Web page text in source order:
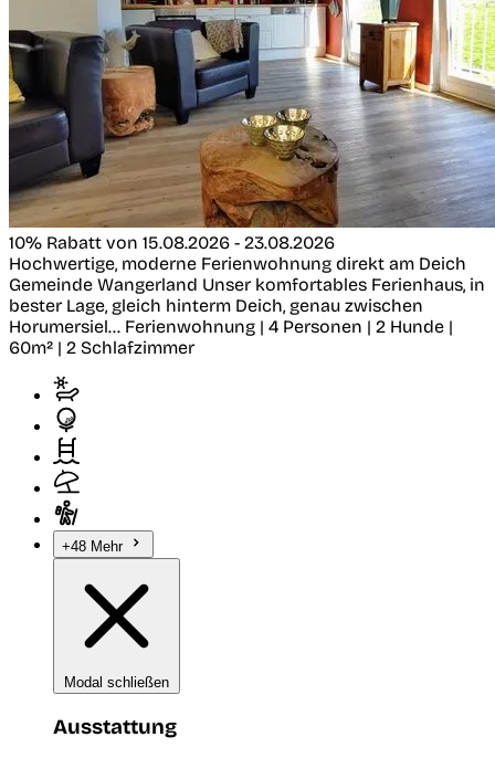
10% Rabatt von 15.08.2026 - 23.08.2026
Hochwertige, moderne Ferienwohnung direkt am Deich
Gemeinde Wangerland Unser komfortables Ferienhaus, in
bester Lage, gleich hinterm Deich, genau zwischen
Horumersiel... Ferienwohnung | 4 Personen | 2 Hunde |
60m² | 2 Schlafzimmer
+48 Mehr
Modal schließen
Ausstattung